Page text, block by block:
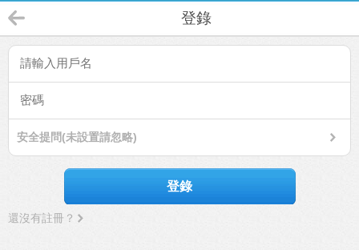
登錄
安全提問(未設置請忽略)
登錄
還沒有註冊？